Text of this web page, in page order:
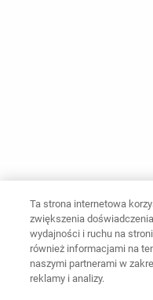
Ta strona internetowa
zwiększenia
wydajności i ruchu na
również informacjami na
naszymi partnerami w
reklamy i analizy.